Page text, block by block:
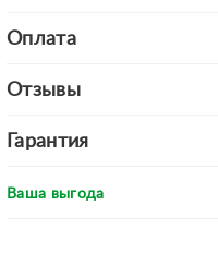
Оплата
Отзывы
Гарантия
Ваша выгода